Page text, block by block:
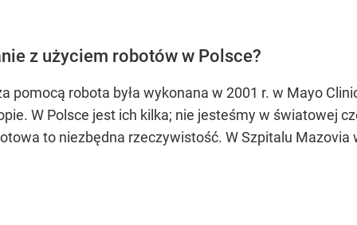
z użyciem robotów w Polsce?
pomocą robota była wykonana w 2001 r. w Mayo
W Polsce jest ich kilka; nie jesteśmy w światowej
to niezbędna rzeczywistość. W Szpitalu